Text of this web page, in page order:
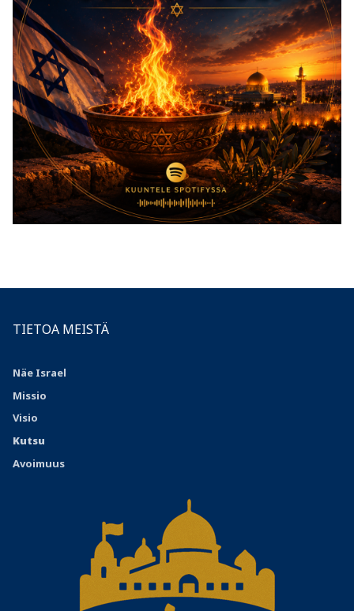
TIETOA MEISTÄ
Näe Israel
Missio
Visio
Kutsu
Avoimuus